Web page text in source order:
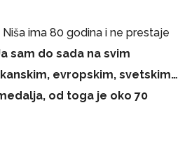
ima 80 godina i ne prestaje
sam do sada na svim
evropskim, svetskim…
od toga je oko 70